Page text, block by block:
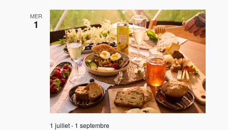
MER
1
1 juillet- 1 septembre